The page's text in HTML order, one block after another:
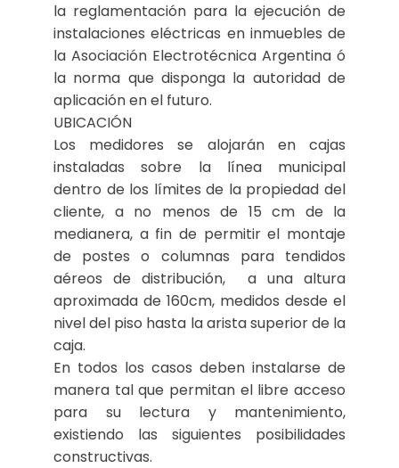
la reglamentación para la ejecución de
instalaciones eléctricas en inmuebles de
la Asociación Electrotécnica Argentina ó
la norma que disponga la autoridad de
aplicación en el futuro.
UBICACIÓN
Los medidores se alojarán en cajas
instaladas sobre la línea municipal
dentro de los límites de la propiedad del
cliente, a no menos de 15 cm de la
medianera, a fin de permitir el montaje
de postes o columnas para tendidos
aéreos de distribución, a una altura
aproximada de 160cm, medidos desde el
nivel del piso hasta la arista superior de la
caja.
En todos los casos deben instalarse de
manera tal que permitan el libre acceso
para su lectura y mantenimiento,
existiendo las siguientes posibilidades
constructivas.